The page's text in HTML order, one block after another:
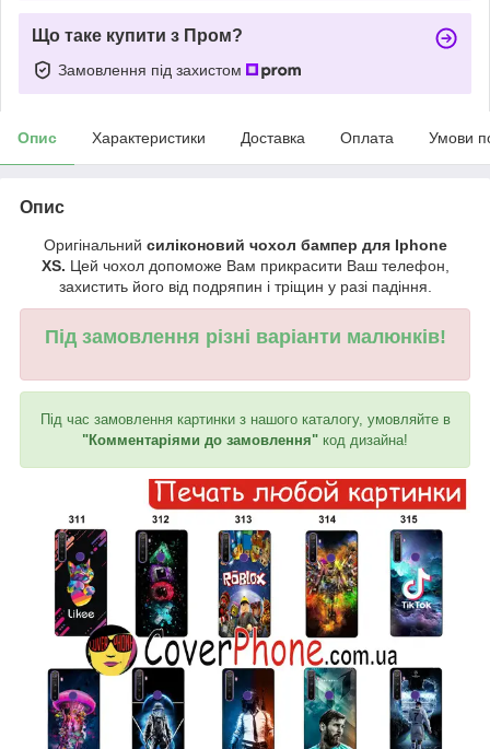
Що таке купити з Пром?
Замовлення під захистом
Опис Характеристики Доставка Оплата Умови
Опис
Оригінальний силіконовий чохол бампер для Iphone
XS. Цей чохол допоможе Вам прикрасити Ваш телефон,
захистить його від подряпин і тріщин у разі падіння.
Під замовлення різні варіанти малюнків!
Під час замовлення картинки з нашого каталогу, умовляйте в
"Комментаріями до замовлення" код дизайна!